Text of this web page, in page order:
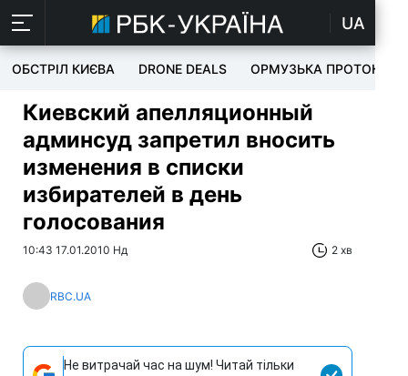
UA
ОБСТРІЛ КИЄВА DRONE DEALS ОРМУЗЬКА ПРОТОКА
Киевский апелляционный
админсуд запретил вносить
изменения в списки
избирателей в день
голосования
10:43 17.01.2010 Нд 2 хв
RBC.UA
Не витрачай час на шум! Читай тільки